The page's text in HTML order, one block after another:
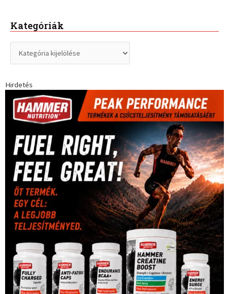
Kategóriák
Hirdetés